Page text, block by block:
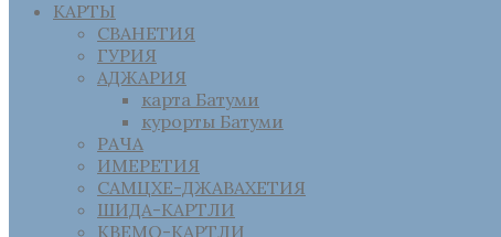
КАРТЫ
СВАНЕТИЯ
ГУРИЯ
АДЖАРИЯ
карта Батуми
курорты Батуми
РАЧА
ИМЕРЕТИЯ
САМЦХЕ-ДЖАВАХЕТИЯ
ШИДА-КАРТЛИ
КВЕМО-КАРТЛИ